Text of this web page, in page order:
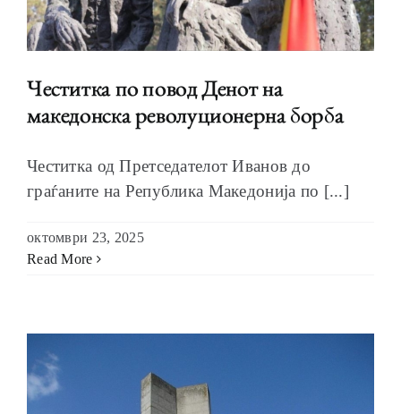
Честитка по повод Денот на
македонска револуционерна борба
Честитка од Претседателот Иванов до
граѓаните на Република Македонија по [...]
октомври 23, 2025
Read More